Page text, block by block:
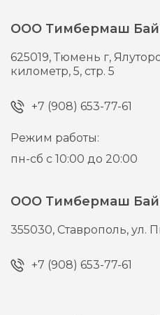
ООО Тимбермаш
625019,Тюмень г,
километр, 5, стр. 5
+7 (908) 653-77-61
Режим работы:
пн-сб с 10:00 до 20:00
ООО Тимбермаш
355030, Ставрополь,ул.
+7 (908) 653-77-61